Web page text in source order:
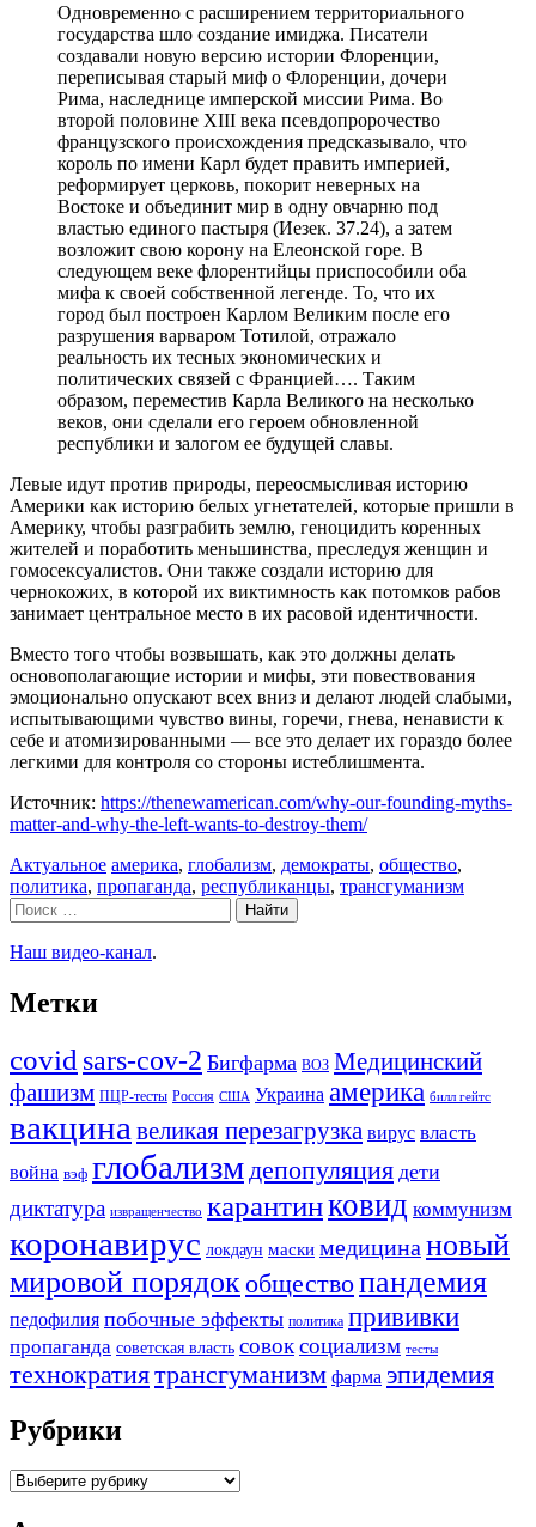
Одновременно с расширением территориального
государства шло создание имиджа. Писатели
создавали новую версию истории Флоренции,
переписывая старый миф о Флоренции, дочери
Рима, наследнице имперской миссии Рима. Во
второй половине XIII века псевдопророчество
французского происхождения предсказывало, что
король по имени Карл будет править империей,
реформирует церковь, покорит неверных на
Востоке и объединит мир в одну овчарню под
властью единого пастыря (Иезек. 37.24), а затем
возложит свою корону на Елеонской горе. В
следующем веке флорентийцы приспособили оба
мифа к своей собственной легенде. То, что их
город был построен Карлом Великим после его
разрушения варваром Тотилой, отражало
реальность их тесных экономических и
политических связей с Францией…. Таким
образом, переместив Карла Великого на несколько
веков, они сделали его героем обновленной
республики и залогом ее будущей славы.
Левые идут против природы, переосмысливая историю
Америки как историю белых угнетателей, которые пришли в
Америку, чтобы разграбить землю, геноцидить коренных
жителей и поработить меньшинства, преследуя женщин и
гомосексуалистов. Они также создали историю для
чернокожих, в которой их виктимность как потомков рабов
занимает центральное место в их расовой идентичности.
Вместо того чтобы возвышать, как это должны делать
основополагающие истории и мифы, эти повествования
эмоционально опускают всех вниз и делают людей слабыми,
испытывающими чувство вины, горечи, гнева, ненависти к
себе и атомизированными — все это делает их гораздо более
легкими для контроля со стороны истеблишмента.
Источник: https://thenewamerican.com/why-our-founding-myths-
matter-and-why-the-left-wants-to-destroy-them/
Рубрики
Актуальное Метки
америка, глобализм, демократы, общество,
политика, пропаганда, республиканцы, трансгуманизм
Поиск:
Наш видео-канал.
Метки
covid sars-cov-2 Бигфарма ВОЗ Медицинский
фашизм ПЦР-тесты Россия США Украина америка билл гейтс
вакцина великая перезагрузка вирус власть
война вэф глобализм депопуляция дети
диктатура извращенчество карантинковид коммунизм
коронавирус локдаун маски медицина новый
мировой порядок обществопандемия
педофилия побочные эффекты политика прививки
пропаганда советская власть совоксоциализм тесты
технократиятрансгуманизм фарма эпидемия
Рубрики
Рубрики